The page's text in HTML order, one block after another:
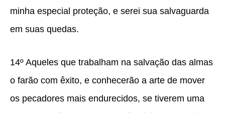
minha especial proteção, e serei sua salvaguarda
em suas quedas.
14º Aqueles que trabalham na salvação das almas
o farão com êxito, e conhecerão a arte de mover
os pecadores mais endurecidos, se tiverem uma